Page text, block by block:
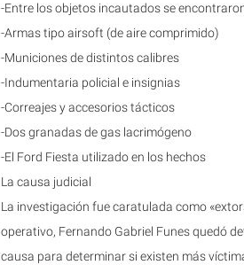
-Entre los objetos incautados se
-Armas tipo airsoft (de aire comprimido)
-Municiones de distintos calibres
-Indumentaria policial e insignias
-Correajes y accesorios tácticos
-Dos granadas de gas lacrimógeno
-El Ford Fiesta utilizado en los hechos
La causa judicial
La investigación fue caratulada como
operativo, Fernando Gabriel Funes quedó
causa para determinar si existen más